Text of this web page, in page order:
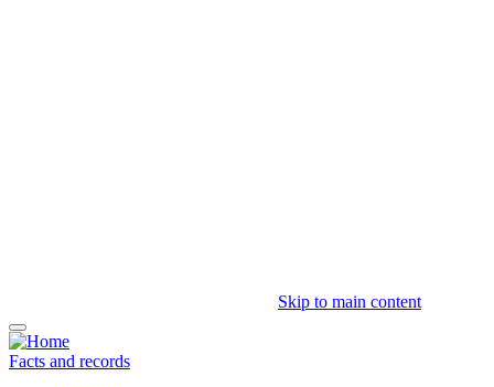
Skip to main content
Facts and records